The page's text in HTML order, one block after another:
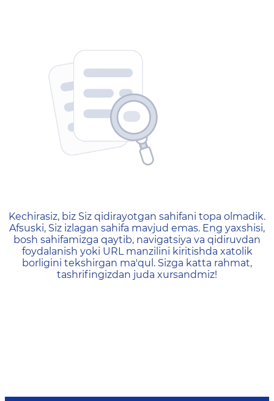
404 — Страница не
Kechirasiz, biz Siz qidirayotgan sahifani topa olmadik.
Afsuski, Siz izlagan sahifa mavjud emas. Eng yaxshisi,
bosh sahifamizga qaytib, navigatsiya va qidiruvdan
foydalanish yoki URL manzilini kiritishda xatolik
borligini tekshirgan ma'qul. Sizga katta rahmat,
tashrifingizdan juda xursandmiz!